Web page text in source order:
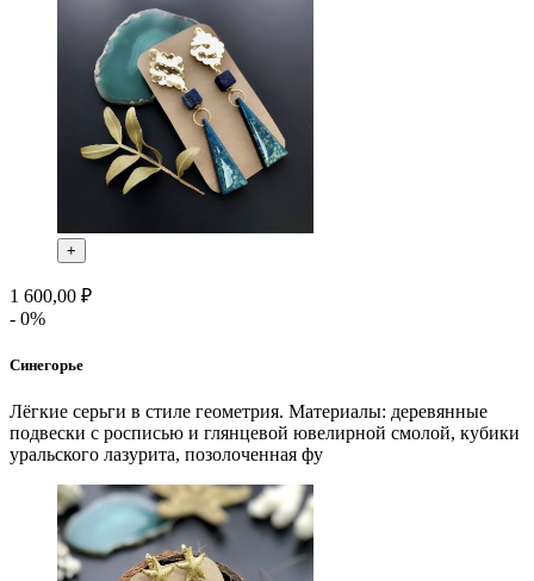
+
1 600,00 ₽
- 0%
Синегорье
Лёгкие серьги в стиле геометрия. Материалы: деревянные
подвески с росписью и глянцевой ювелирной смолой, кубики
уральского лазурита, позолоченная фу